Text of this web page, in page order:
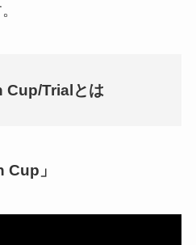
Cup/Trialとは
」